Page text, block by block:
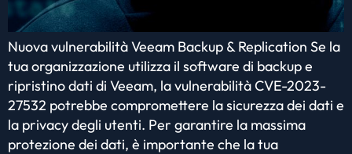
Nuova vulnerabilità Veeam Backup & Replication Se la
tua organizzazione utilizza il software di backup e
ripristino dati di Veeam, la vulnerabilità CVE-2023-
27532 potrebbe compromettere la sicurezza dei dati e
la privacy degli utenti. Per garantire la massima
protezione dei dati, è importante che la tua